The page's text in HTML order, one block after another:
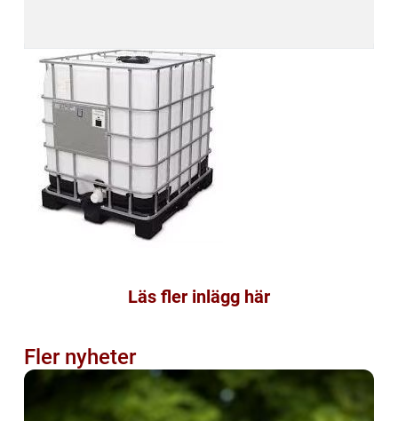
Läs fler inlägg här
Fler nyheter